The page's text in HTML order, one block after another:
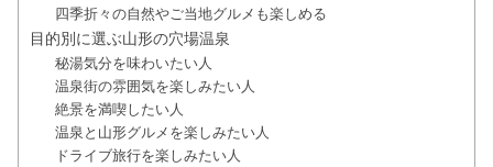
四季折々の自然やご当地グルメも楽しめる
目的別に選ぶ山形の穴場温泉
秘湯気分を味わいたい人
温泉街の雰囲気を楽しみたい人
絶景を満喫したい人
温泉と山形グルメを楽しみたい人
ドライブ旅行を楽しみたい人